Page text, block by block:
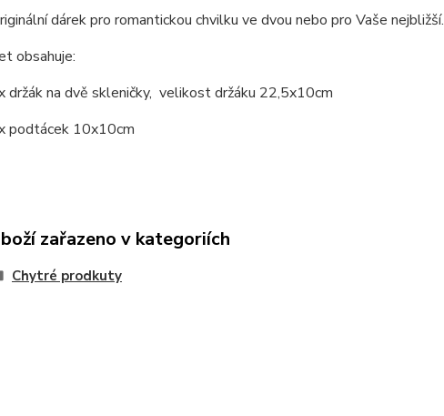
dárek pro romantickou chvilku ve dvou nebo pro Vaše nejbližší.
obsahuje:
držák na dvě skleničky, velikost držáku 22,5x10cm
podtácek 10x10cm
zařazeno v kategoriích
Chytré prodkuty